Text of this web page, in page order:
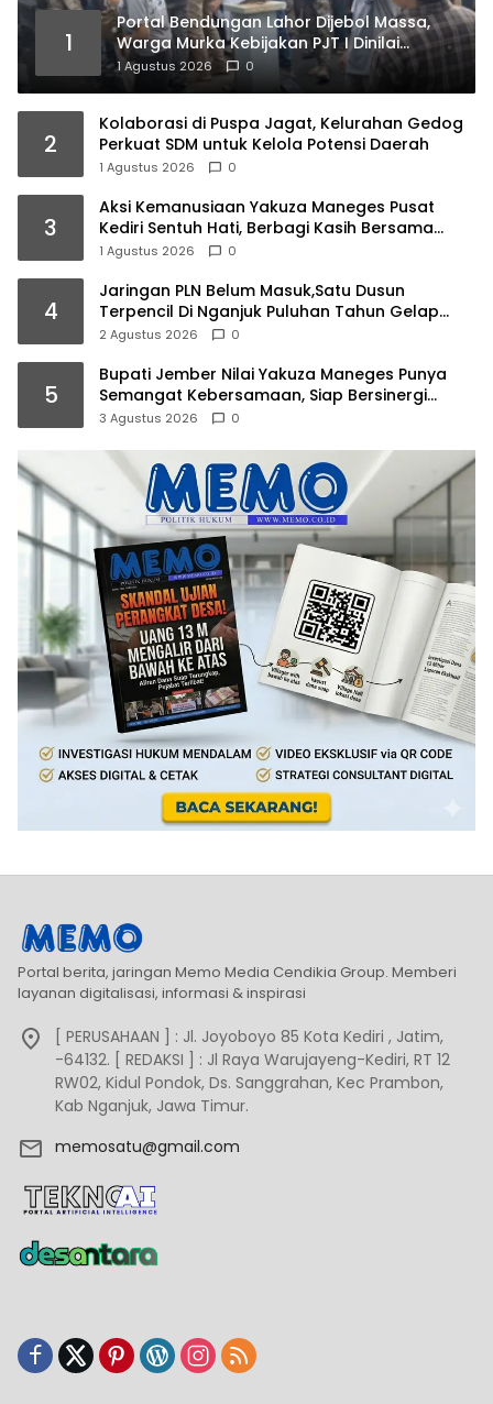
1
Portal Bendungan Lahor Dijebol Massa,
Warga Murka Kebijakan PJT I Dinilai
Matikan Ekonomi Rakyat
1 Agustus 2026 0
2
Kolaborasi di Puspa Jagat, Kelurahan Gedog
Perkuat SDM untuk Kelola Potensi Daerah
1 Agustus 2026 0
3
Aksi Kemanusiaan Yakuza Maneges Pusat
Kediri Sentuh Hati, Berbagi Kasih Bersama
Lansia di Panti Jompo Akar Kasih Pare
1 Agustus 2026 0
4
Jaringan PLN Belum Masuk,Satu Dusun
Terpencil Di Nganjuk Puluhan Tahun Gelap
Gulita
2 Agustus 2026 0
5
Bupati Jember Nilai Yakuza Maneges Punya
Semangat Kebersamaan, Siap Bersinergi
Bangun Daerah
3 Agustus 2026 0
Portal berita, jaringan Memo Media Cendikia Group. Memberi
layanan digitalisasi, informasi & inspirasi
[ PERUSAHAAN ] : Jl. Joyoboyo 85 Kota Kediri , Jatim,
-64132. [ REDAKSI ] : Jl Raya Warujayeng-Kediri, RT 12
RW02, Kidul Pondok, Ds. Sanggrahan, Kec Prambon,
Kab Nganjuk, Jawa Timur.
memosatu@gmail.com